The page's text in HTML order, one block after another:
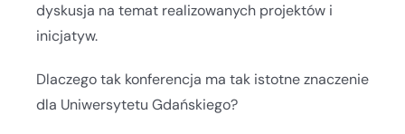
dyskusja na temat realizowanych projektów i
inicjatyw.
Dlaczego tak konferencja ma tak istotne znaczenie
dla Uniwersytetu Gdańskiego?